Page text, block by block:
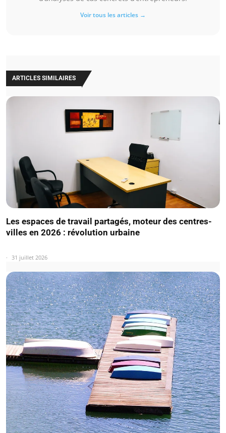
Voir tous les articles →
ARTICLES SIMILAIRES
Les espaces de travail partagés, moteur des centres-
villes en 2026 : révolution urbaine
31 juillet 2026